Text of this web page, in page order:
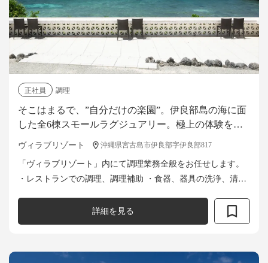
正社員
調理
そこはまるで、”自分だけの楽園”。伊良部島の海に面
した全6棟スモールラグジュアリー。極上の体験を
「食」から創り上げる調理スタッフ募集
ヴィラブリゾート 沖縄県宮古島市伊良部字伊良部817
「ヴィラブリゾート」内にて調理業務全般をお任せします。
・レストランでの調理、調理補助 ・食器、器具の洗浄、清掃
詳細を見る